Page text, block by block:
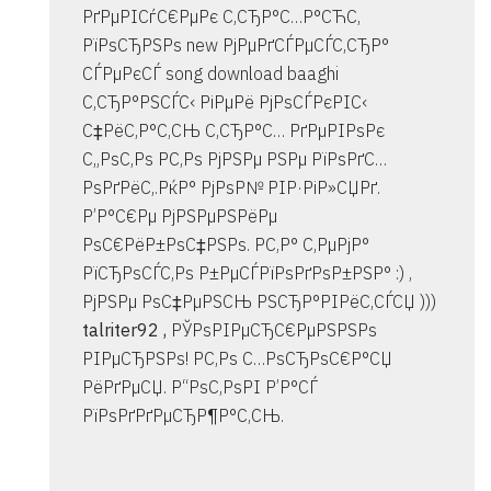
РґРµРІСѓС€РµРє С‚СЂР°С…Р°СЋС‚
РїРѕСЂРЅРѕ new РјРµРґСЃРµСЃС‚СЂР°
СЃРµРєСЃ song download baaghi
С‚СЂР°РЅСЃС‹ РіРµРё РјРѕСЃРєРІС‹
С‡РёС‚Р°С‚СЊ С‚СЂР°С… РґРµРІРѕРє
С„РѕС‚Рѕ Р­С‚Рѕ РјРЅРµ РЅРµ РїРѕРґС…
РѕРґРёС‚.РќР° РјРѕР№ РІР·РіР»СЏРґ.
Р’Р°С€Рµ РјРЅРµРЅРёРµ
РѕС€РёР±РѕС‡РЅРѕ. Р­С‚Р° С‚РµРјР°
РїСЂРѕСЃС‚Рѕ Р±РµСЃРїРѕРґРѕР±РЅР° :) ,
РјРЅРµ РѕС‡РµРЅСЊ РЅСЂР°РІРёС‚СЃСЏ )))
talriter92 , РЎРѕРІРµСЂС€РµРЅРЅРѕ
РІРµСЂРЅРѕ! Р­С‚Рѕ С…РѕСЂРѕС€Р°СЏ
РёРґРµСЏ. Р“РѕС‚РѕРІ Р’Р°СЃ
РїРѕРґРґРµСЂР¶Р°С‚СЊ.